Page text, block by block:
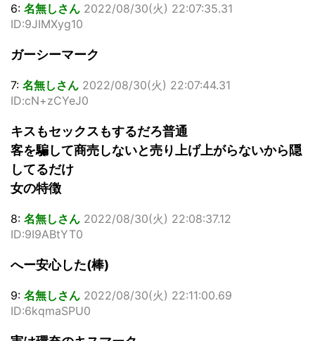
6: 名無しさん 2022/08/30(火) 22:07:35.31
ID:9JIMXyg10
ガーシーマーク
7: 名無しさん 2022/08/30(火) 22:07:44.31
ID:cN+zCYeJ0
キスもセックスもするだろ普通
客を騙して商売しないと売り上げ上がらないから隠
してるだけ
女の特徴
8: 名無しさん 2022/08/30(火) 22:08:37.12
ID:9I9ABtYT0
へー安心した(棒)
9: 名無しさん 2022/08/30(火) 22:11:00.69
ID:6kqmaSPU0